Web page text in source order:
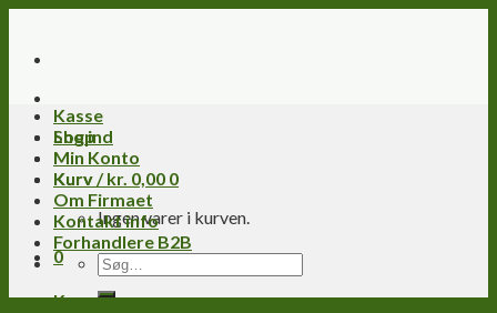
content
Log ind
Kurv /kr. 0,00 0
Ingen varer i kurven.
0
Kurv
Kasse
Shop
Min Konto
Kurv
Om Firmaet
Kontakt info
Forhandlere B2B
Søg
efter: